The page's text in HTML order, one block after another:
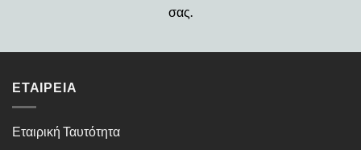
σας.
ΕΤΑΙΡΕΊΑ
Εταιρική Ταυτότητα